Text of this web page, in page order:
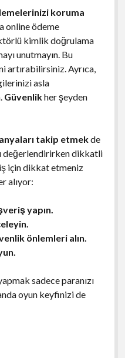
koruma
online ödeme
kimlik doğrulama
unutmayın. Bu
artırabilirsiniz. Ayrıca,
asla
Güvenlikher şeyden
takip etmekde
değerlendirirken dikkatli
için dikkat etmeniz
alıyor:
yapın.
önlemleri alın.
sadece paranızı
oyun keyfinizi de